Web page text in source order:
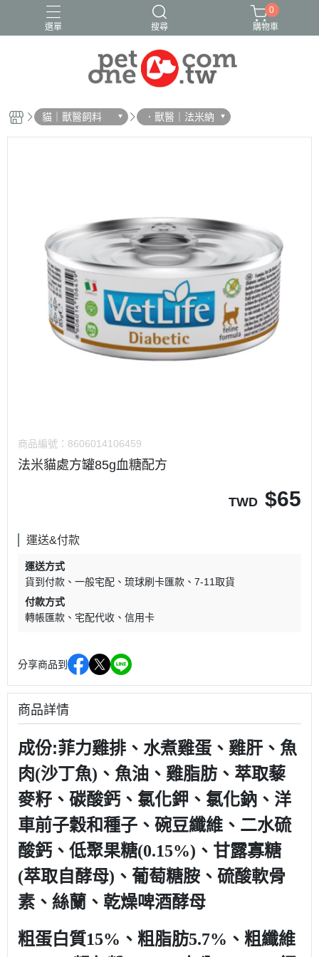
選單 搜尋
0
購物車
貓｜獸醫飼料 ．獸醫｜法米納
商品編號： 8606014106459
法米貓處方罐85g血糖配方
TWD $65
運送&付款
運送方式
貨到付款
一般宅配 琉球刷卡匯款
7-11取貨
付款方式
轉帳匯款
宅配代收 信用卡
分享商品到
商品詳情
成份:菲力雞排、水煮雞蛋、雞肝、魚
肉(沙丁魚)、魚油、雞脂肪、萃取藜
麥籽、碳酸鈣、氯化鉀、氯化鈉、洋
車前子穀和種子、碗豆纖維、二水硫
酸鈣、低聚果糖(0.15%)、甘露寡糖
(萃取自酵母)、葡萄糖胺、硫酸軟骨
素、絲蘭、乾燥啤酒酵母
粗蛋白質15%、粗脂肪5.7%、粗纖維